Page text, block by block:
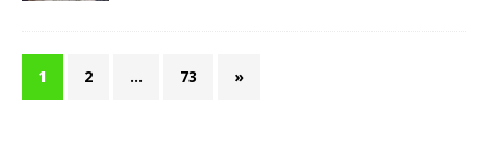
1 2 … 73 »